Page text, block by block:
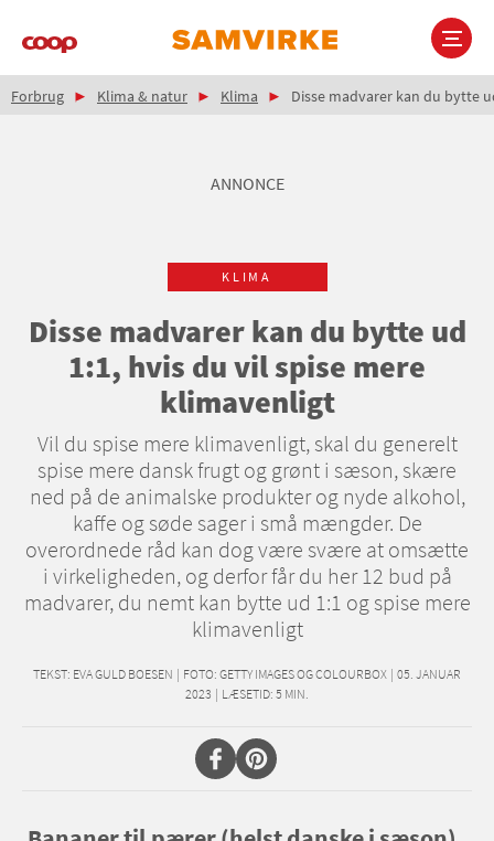
Main
Brødkrumme
Forbrug Klima & natur Klima Disse madvarer kan du bytte
ANNONCE
KLIMA
Disse madvarer kan du bytte ud
1:1, hvis du vil spise mere
klimavenligt
Vil du spise mere klimavenligt, skal du generelt
spise mere dansk frugt og grønt i sæson, skære
ned på de animalske produkter og nyde alkohol,
kaffe og søde sager i små mængder. De
overordnede råd kan dog være svære at omsætte
i virkeligheden, og derfor får du her 12 bud på
madvarer, du nemt kan bytte ud 1:1 og spise mere
klimavenligt
TEKST: EVA GULD BOESEN | FOTO: GETTY IMAGES OG COLOURBOX | 05. JANUAR
2023 | LÆSETID: 5 MIN.